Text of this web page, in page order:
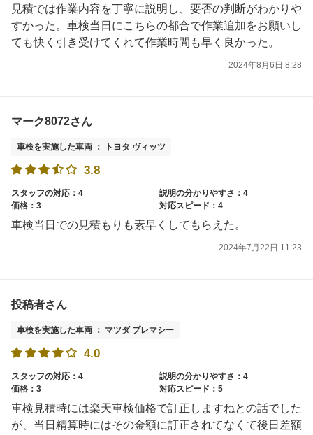
見積では作業内容を丁寧に説明し、要否の判断がわかりや
すかった。車検当日にこちらの都合で作業追加をお願いし
ても快く引き受けてくれて作業時間も早く良かった。
2024年8月6日 8:28
マーク8072さん
車検を実施した車両 ： トヨタ ヴィッツ
3.8
スタッフの対応：4
説明の分かりやすさ：4
価格：3
対応スピード：4
車検当日での見積もりも素早くしてもらえた。
2024年7月22日 11:23
投稿者さん
車検を実施した車両 ： マツダ プレマシー
4.0
スタッフの対応：4
説明の分かりやすさ：4
価格：3
対応スピード：5
車検見積時には楽天車検価格で訂正しますねとの話でした
が、当日精算時にはその金額に訂正されてなくて後日差額